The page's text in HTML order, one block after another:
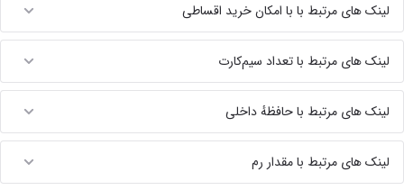
لینک های مرتبط با با امکان خرید اقساطی
لینک های مرتبط با تعداد سیم‌کارت
لینک های مرتبط با حافظهٔ داخلی
لینک های مرتبط با مقدار رم